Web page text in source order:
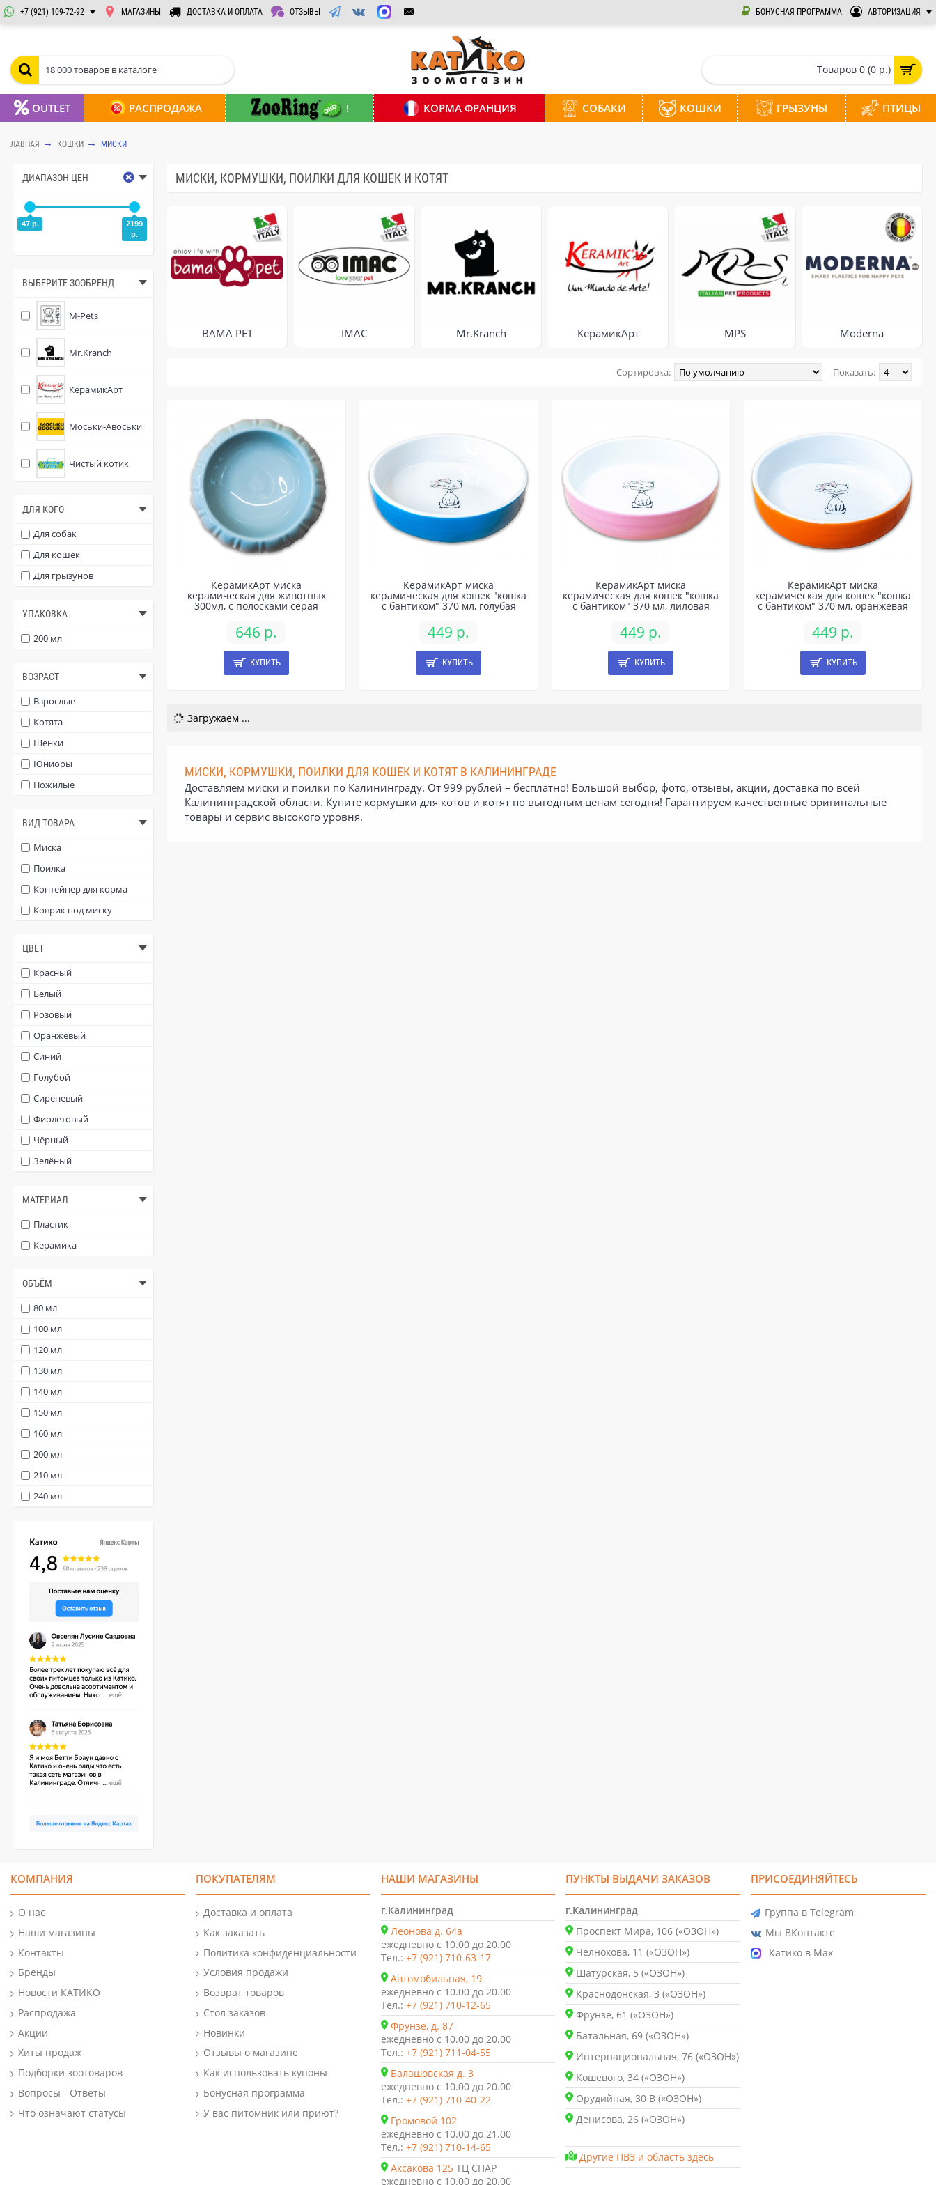
+7 (921) 109-72-92 МАГАЗИНЫ ДОСТАВКА И ОПЛАТА ОТЗЫВЫ БОНУСНАЯ ПРОГРАММА АВТОРИЗАЦИЯ
Товаров 0 (0 р.)
OUTLET РАСПРОДАЖА ! КОРМА ФРАНЦИЯ СОБАКИ КОШКИ ГРЫЗУНЫ ПТИЦЫ
ГЛАВНАЯ КОШКИ МИСКИ
ДИАПАЗОН ЦЕН
47 р.
2199
р.
ВЫБЕРИТЕ ЗООБРЕНД
M-Pets
Mr.Kranch
КерамикАрт
Моськи-Авоськи
Чистый котик
ДЛЯ КОГО
Для собак
Для кошек
Для грызунов
УПАКОВКА
200 мл
ВОЗРАСТ
Взрослые
Котята
Щенки
Юниоры
Пожилые
ВИД ТОВАРА
Миска
Поилка
Контейнер для корма
Коврик под миску
ЦВЕТ
Красный
Белый
Розовый
Оранжевый
Синий
Голубой
Сиреневый
Фиолетовый
Чёрный
Зелёный
Бежевый
Жёлтый
МАТЕРИАЛ
Пластик
Керамика
ОБЪЁМ
80 мл
100 мл
120 мл
130 мл
140 мл
150 мл
160 мл
200 мл
210 мл
240 мл
300 мл
350 мл
370 мл
380 мл
400 мл
420 мл
450 мл
850 мл
МИСКИ, КОРМУШКИ, ПОИЛКИ ДЛЯ КОШЕК И КОТЯТ
BAMA PET IMAC Mr.Kranch КерамикАрт MPS Moderna
Показать:
Сортировка:
КерамикАрт миска
керамическая для животных
300мл, с полосками серая
646 р.
КУПИТЬ
КерамикАрт миска
керамическая для кошек "кошка
с бантиком" 370 мл, голубая
449 р.
КУПИТЬ
КерамикАрт миска
керамическая для кошек "кошка
с бантиком" 370 мл, лиловая
449 р.
КУПИТЬ
КерамикАрт миска
керамическая для кошек "кошка
с бантиком" 370 мл, оранжевая
449 р.
КУПИТЬ
Загружаем ...
МИСКИ, КОРМУШКИ, ПОИЛКИ ДЛЯ КОШЕК И КОТЯТ В КАЛИНИНГРАДЕ
Доставляем миски и поилки по Калининграду. От 999 рублей – бесплатно! Большой выбор, фото, отзывы, акции, доставка по всей
Калининградской области. Купите кормушки для котов и котят по выгодным ценам сегодня! Гарантируем качественные оригинальные
товары и сервис высокого уровня.
КОМПАНИЯ
О нас
Наши магазины
Контакты
Бренды
Новости КАТИКО
Распродажа
Акции
Хиты продаж
Подборки зоотоваров
Вопросы - Ответы
Что означают статусы
ПОКУПАТЕЛЯМ
Доставка и оплата
Как заказать
Политика конфиденциальности
Условия продажи
Возврат товаров
Стол заказов
Новинки
Отзывы о магазине
Как использовать купоны
Бонусная программа
У вас питомник или приют?
НАШИ МАГАЗИНЫ
г.Калининград
Леонова д. 64а
ежедневно с 10.00 до 20.00
Тел.: +7 (921) 710-63-17
Автомобильная, 19
ежедневно с 10.00 до 20.00
Тел.: +7 (921) 710-12-65
Фрунзе, д. 87
ежедневно с 10.00 до 20.00
Тел.: +7 (921) 711-04-55
Балашовская д. 3
ежедневно с 10.00 до 20.00
Тел.: +7 (921) 710-40-22
Громовой 102
ежедневно с 10.00 до 21.00
Тел.: +7 (921) 710-14-65
Аксакова 125 ТЦ СПАР
ежедневно с 10.00 до 20.00
ПУНКТЫ ВЫДАЧИ ЗАКАЗОВ
г.Калининград
Проспект Мира, 106 («ОЗОН»)
Челнокова, 11 («ОЗОН»)
Шатурская, 5 («ОЗОН»)
Краснодонская, 3 («ОЗОН»)
Фрунзе, 61 («ОЗОН»)
Батальная, 69 («ОЗОН»)
Интернациональная, 76 («ОЗОН»)
Кошевого, 34 («ОЗОН»)
Орудийная, 30 В («ОЗОН»)
Денисова, 26 («ОЗОН»)
Другие ПВЗ и область здесь
ПРИСОЕДИНЯЙТЕСЬ
Группа в Telegram
Мы ВКонтакте
Катико в Max